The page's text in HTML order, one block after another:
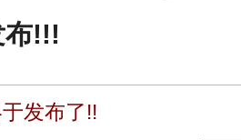
布!!!
发布了!!